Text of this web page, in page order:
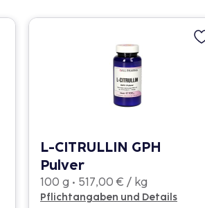
L-CITRULLIN GPH
Pulver
100 g • 517,00 € / kg
Pflichtangaben und Details